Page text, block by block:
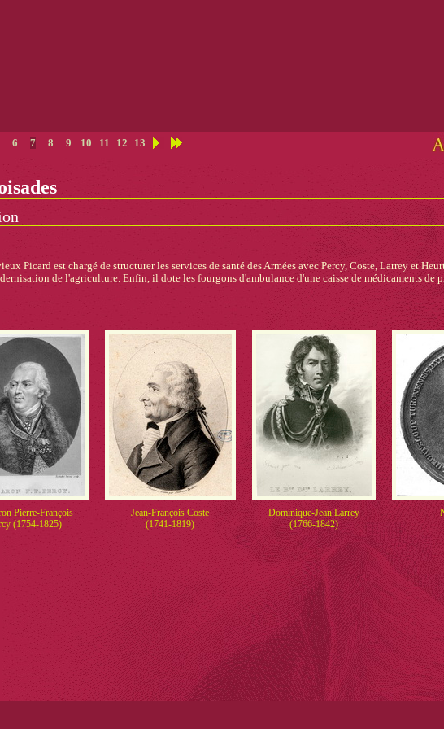
6 7 8 9 10 11 12 13
Picard est chargé de structurer les services de santé des Armées avec Percy, Coste, Larrey et
de l'agriculture. Enfin, il dote les fourgons d'ambulance d'une caisse de médicaments de
Pierre-François
(1754-1825)
Jean-François Coste
(1741-1819)
Dominique-Jean Larrey
(1766-1842)